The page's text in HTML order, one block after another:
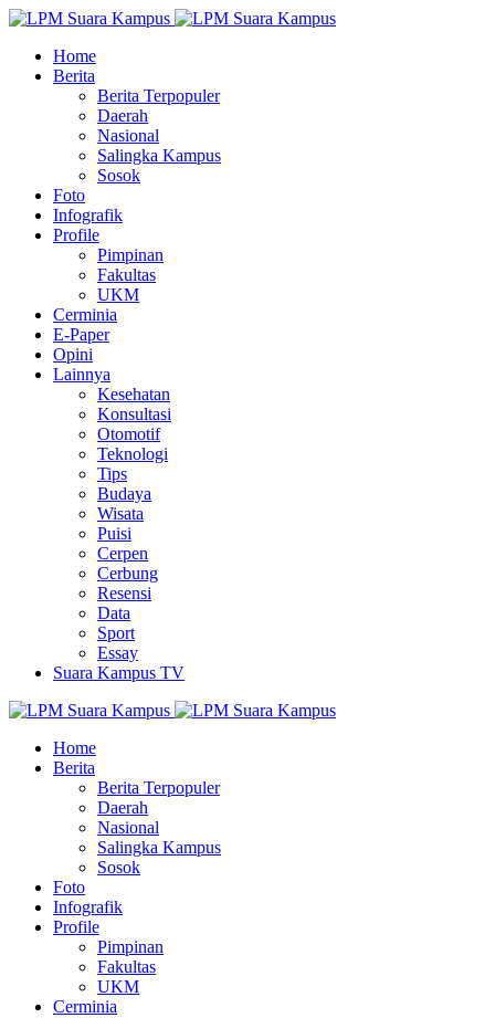
Home
Berita
Berita Terpopuler
Daerah
Nasional
Salingka Kampus
Sosok
Foto
Infografik
Profile
Pimpinan
Fakultas
UKM
Cerminia
E-Paper
Opini
Lainnya
Kesehatan
Konsultasi
Otomotif
Teknologi
Tips
Budaya
Wisata
Puisi
Cerpen
Cerbung
Resensi
Data
Sport
Essay
Suara Kampus TV
Home
Berita
Berita Terpopuler
Daerah
Nasional
Salingka Kampus
Sosok
Foto
Infografik
Profile
Pimpinan
Fakultas
UKM
Cerminia